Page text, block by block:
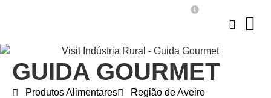
GUIDA GOURMET
Produtos Alimentares Região de Aveiro